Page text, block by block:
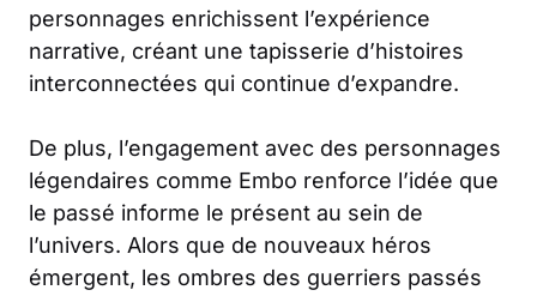
personnages enrichissent l’expérience
narrative, créant une tapisserie d’histoires
interconnectées qui continue d’expandre.
De plus, l’engagement avec des personnages
légendaires comme Embo renforce l’idée que
le passé informe le présent au sein de
l’univers. Alors que de nouveaux héros
émergent, les ombres des guerriers passés